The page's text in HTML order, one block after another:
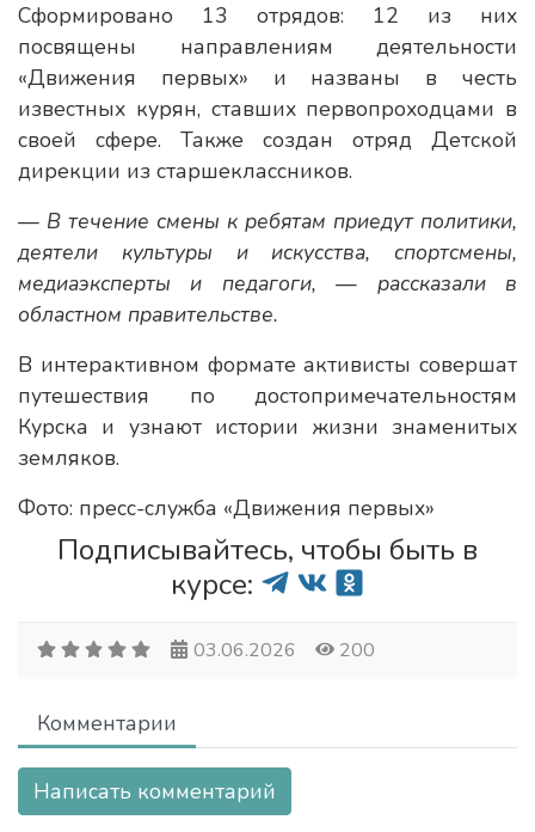
Сформировано 13 отрядов: 12 из них
посвящены направлениям деятельности
«Движения первых» и названы в честь
известных курян, ставших первопроходцами в
своей сфере. Также создан отряд Детской
дирекции из старшеклассников.
— В течение смены к ребятам приедут политики,
деятели культуры и искусства, спортсмены,
медиаэксперты и педагоги, — рассказали в
областном правительстве.
В интерактивном формате активисты совершат
путешествия по достопримечательностям
Курска и узнают истории жизни знаменитых
земляков.
Фото: пресс-служба «Движения первых»
Подписывайтесь, чтобы быть в
курсе:
03.06.2026 200
Комментарии
Написать комментарий